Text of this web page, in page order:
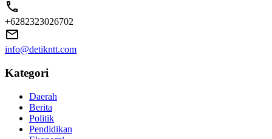
+6282323026702
info@detikntt.com
Kategori
Daerah
Berita
Politik
Pendidikan